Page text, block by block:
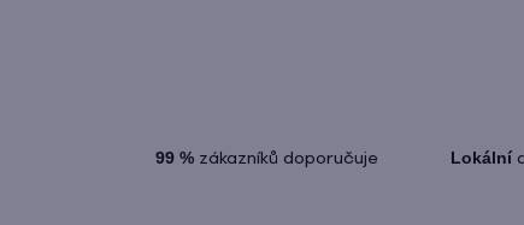
99 % zákazníků doporučuje Lokální